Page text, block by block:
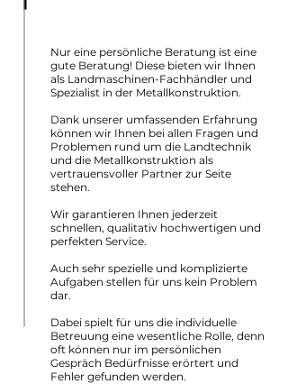
Nur eine persönliche Beratung ist eine
gute Beratung! Diese bieten wir Ihnen
als Landmaschinen-Fachhändler und
Spezialist in der Metallkonstruktion.
Dank unserer umfassenden Erfahrung
können wir Ihnen bei allen Fragen und
Problemen rund um die Landtechnik
und die Metallkonstruktion als
vertrauensvoller Partner zur Seite
stehen.
Wir garantieren Ihnen jederzeit
schnellen, qualitativ hochwertigen und
perfekten Service.
Auch sehr spezielle und komplizierte
Aufgaben stellen für uns kein Problem
dar.
Dabei spielt für uns die individuelle
Betreuung eine wesentliche Rolle, denn
oft können nur im persönlichen
Gespräch Bedürfnisse erörtert und
Fehler gefunden werden.